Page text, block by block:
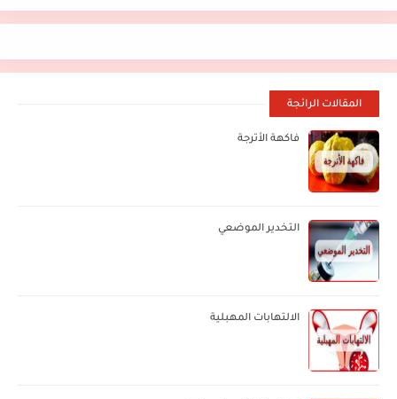
المقالات الرائجة
فاكهة الأترجة
التخدير الموضعي
الالتهابات المهبلية